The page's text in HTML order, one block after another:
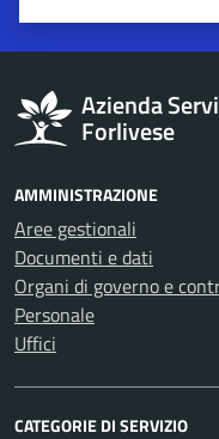
Valuta 4
Valuta 3
Valuta 2 stelle su
Valuta 1 stelle su 5
Azienda
Forlivese
AMMINISTRAZIONE
Aree gestionali
Documenti e dati
Organi di governo e
Personale
Uffici
CATEGORIE DI SERVIZIO